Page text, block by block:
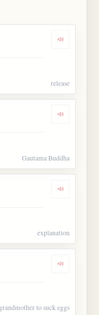
Dengarkan
release
Dengarkan
Gautama Buddha
Dengarkan
explanation
Dengarkan
to suck eggs